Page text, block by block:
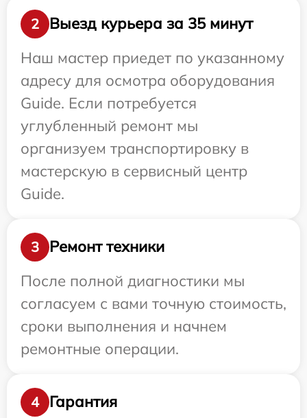
2
Выезд курьера за 35 минут
Наш мастер приедет по указанному
адресу для осмотра оборудования
Guide. Если потребуется
углубленный ремонт мы
организуем транспортировку в
мастерскую в сервисный центр
Guide.
3
Ремонт техники
После полной диагностики мы
согласуем с вами точную стоимость,
сроки выполнения и начнем
ремонтные операции.
4
Гарантия